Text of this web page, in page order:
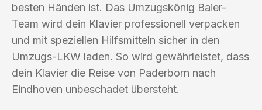
besten Händen ist. Das Umzugskönig Baier-
Team wird dein Klavier professionell verpacken
und mit speziellen Hilfsmitteln sicher in den
Umzugs-LKW laden. So wird gewährleistet, dass
dein Klavier die Reise von Paderborn nach
Eindhoven unbeschadet übersteht.